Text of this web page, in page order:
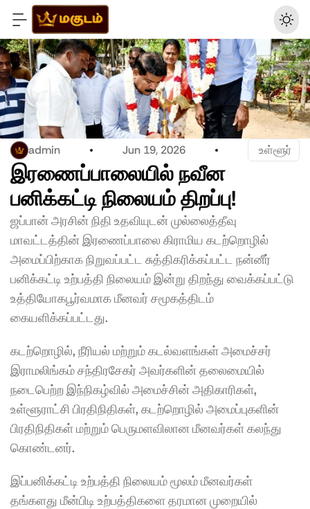
admin Jun 19, 2026 உள்ளூர்
இரணைப்பாலையில் நவீன
பனிக்கட்டி நிலையம் திறப்பு!
ஜப்பான் அரசின் நிதி உதவியுடன் முல்லைத்தீவு
மாவட்டத்தின் இரணைப்பாலை கிராமிய கடற்றொழில்
அமைப்பிற்காக நிறுவப்பட்ட சுத்திகரிக்கப்பட்ட நன்னீர்
பனிக்கட்டி உற்பத்தி நிலையம் இன்று திறந்து வைக்கப்பட்டு
உத்தியோகபூர்வமாக மீனவர் சமூகத்திடம்
கையளிக்கப்பட்டது.
கடற்றொழில், நீரியல் மற்றும் கடல்வளங்கள் அமைச்சர்
இராமலிங்கம் சந்திரசேகர் அவர்களின் தலைமையில்
நடைபெற்ற இந்நிகழ்வில் அமைச்சின் அதிகாரிகள்,
உள்ளூராட்சி பிரதிநிதிகள், கடற்றொழில் அமைப்புகளின்
பிரதிநிதிகள் மற்றும் பெருமளவிலான மீனவர்கள் கலந்து
கொண்டனர்.
இப்பனிக்கட்டி உற்பத்தி நிலையம் மூலம் மீனவர்கள்
தங்களது மீன்பிடி உற்பத்திகளை தரமான முறையில்